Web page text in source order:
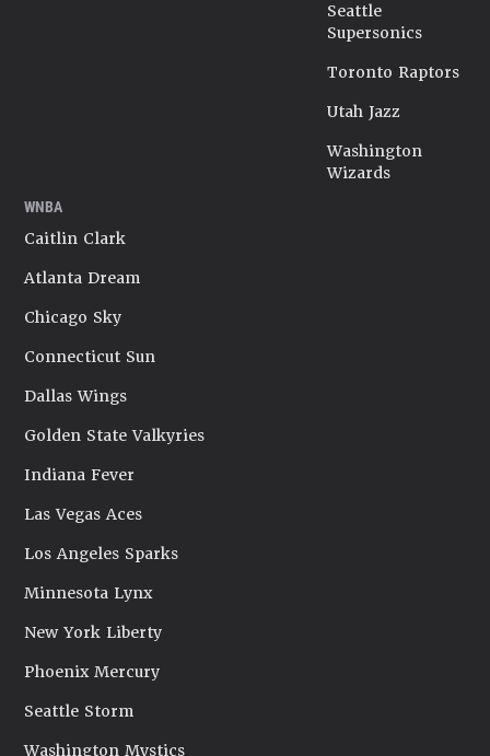
Seattle
Supersonics
Toronto Raptors
Utah Jazz
Washington
Wizards
WNBA
Caitlin Clark
Atlanta Dream
Chicago Sky
Connecticut Sun
Dallas Wings
Golden State Valkyries
Indiana Fever
Las Vegas Aces
Los Angeles Sparks
Minnesota Lynx
New York Liberty
Phoenix Mercury
Seattle Storm
Washington Mystics